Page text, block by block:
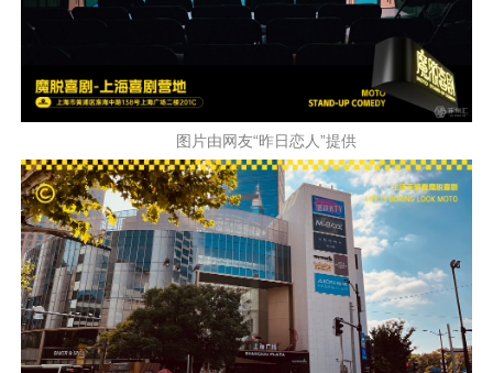
图片由网友“昨日恋人”提供